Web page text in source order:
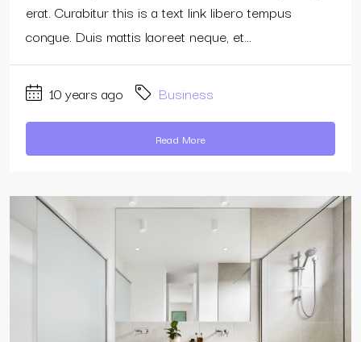
erat. Curabitur this is a text link libero tempus
congue. Duis mattis laoreet neque, et...
10 years ago Business
Read More